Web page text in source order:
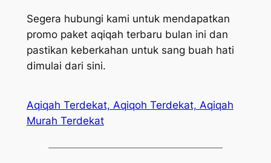
Segera hubungi kami untuk mendapatkan
promo paket aqiqah terbaru bulan ini dan
pastikan keberkahan untuk sang buah hati
dimulai dari sini.
Aqiqah Terdekat, Aqiqoh Terdekat, Aqiqah
Murah Terdekat